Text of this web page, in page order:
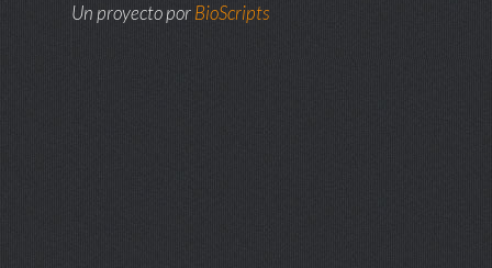
Un proyecto porBioScripts